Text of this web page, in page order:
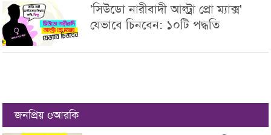
'সিউডো নারীবাদী আল্ট্রা প্রো ম্যাক্স'
যেভাবে চিনবেন: ১০টি পদ্ধতি
জনপ্রিয় eআরকি